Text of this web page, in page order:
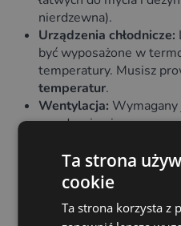
nierdzewna).
Urządzenia chłodnicze:
być wyposażone w
temperatury. Musisz
temperatur.
Wentylacja:
urządzeniami
oraz sprawna
zapobiegająca
Odpady i utylizacja:
odpowiednie
poprzez firmy
Ta strona
cookie
Ta strona korzysta z